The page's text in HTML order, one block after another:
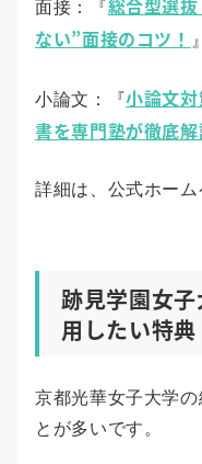
面接：『総合型選
ない”面接のコツ！ 』
小論文：『小論文
書を専門塾が徹底解
詳細は、公式ホーム
跡見学園女
用したい特典
京都光華女子大学
とが多いです。